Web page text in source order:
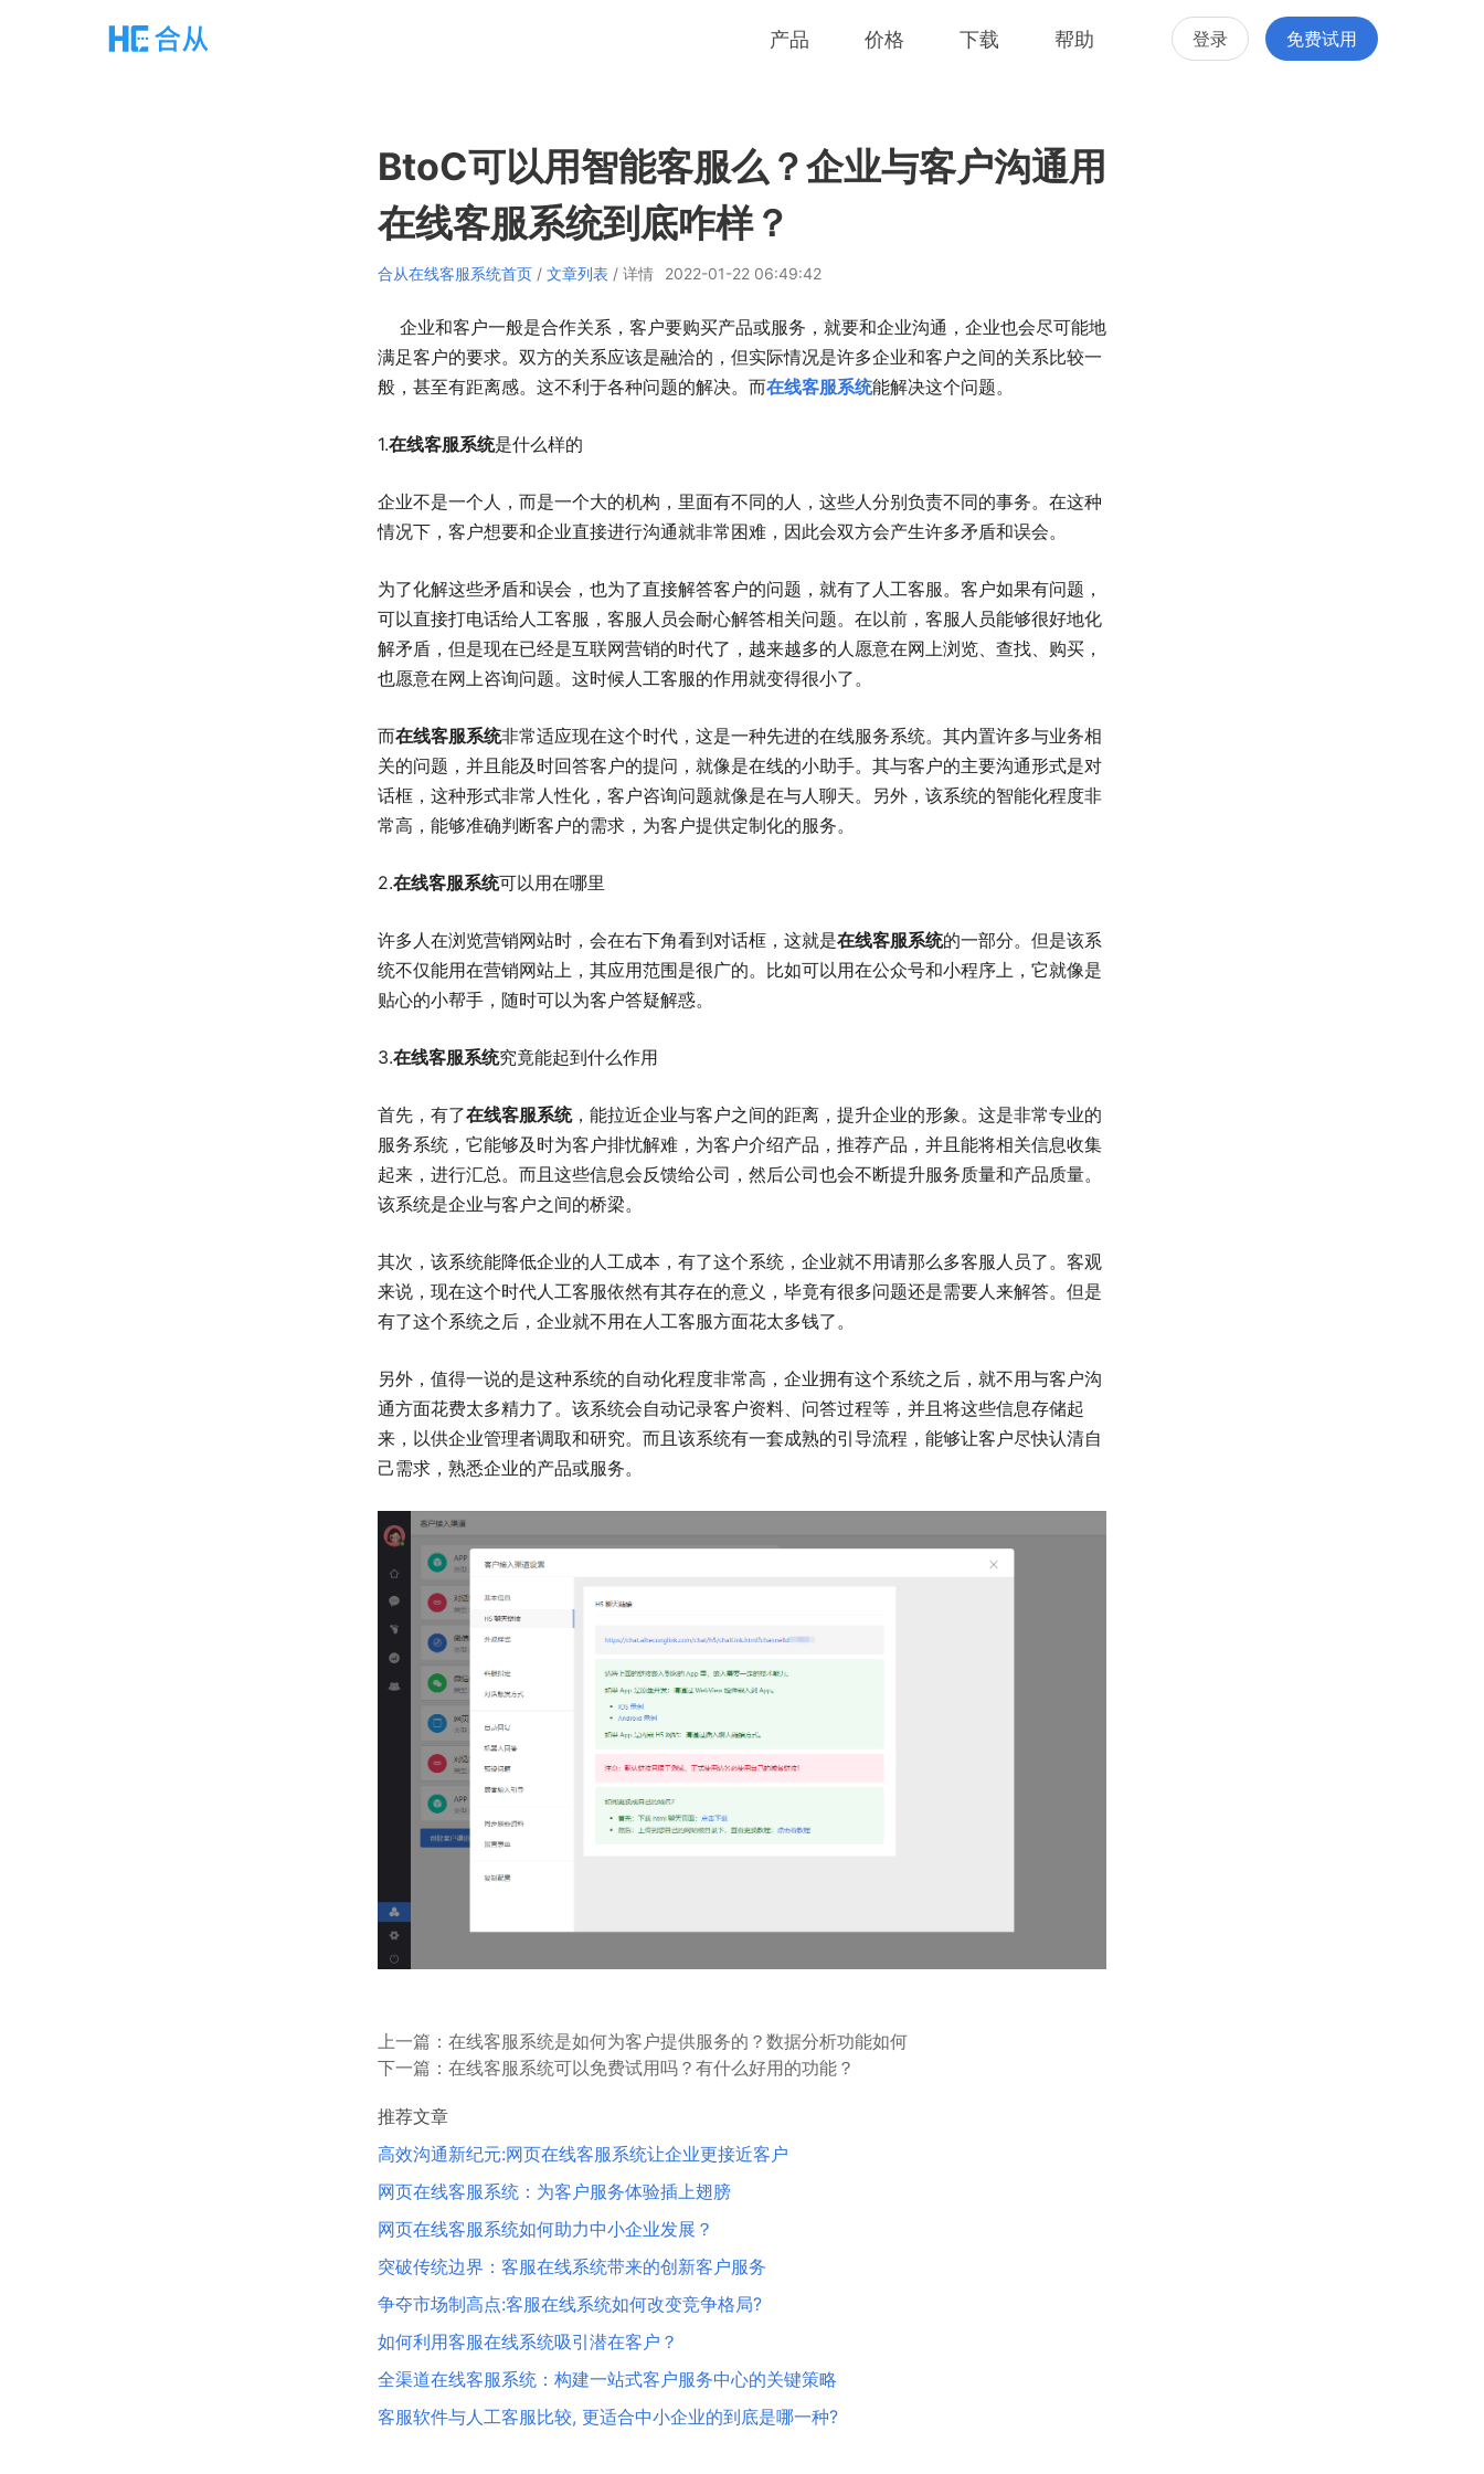
产品 价格 下载 帮助 登录 免费试用
BtoC可以用智能客服么？企业与客户沟通用
在线客服系统到底咋样？
合从在线客服系统首页 / 文章列表 / 详情 2022-01-22 06:49:42
企业和客户一般是合作关系，客户要购买产品或服务，就要和企业沟通，企业也会尽可能地
满足客户的要求。双方的关系应该是融洽的，但实际情况是许多企业和客户之间的关系比较一
般，甚至有距离感。这不利于各种问题的解决。而在线客服系统能解决这个问题。
1.在线客服系统是什么样的
企业不是一个人，而是一个大的机构，里面有不同的人，这些人分别负责不同的事务。在这种
情况下，客户想要和企业直接进行沟通就非常困难，因此会双方会产生许多矛盾和误会。
为了化解这些矛盾和误会，也为了直接解答客户的问题，就有了人工客服。客户如果有问题，
可以直接打电话给人工客服，客服人员会耐心解答相关问题。在以前，客服人员能够很好地化
解矛盾，但是现在已经是互联网营销的时代了，越来越多的人愿意在网上浏览、查找、购买，
也愿意在网上咨询问题。这时候人工客服的作用就变得很小了。
而在线客服系统非常适应现在这个时代，这是一种先进的在线服务系统。其内置许多与业务相
关的问题，并且能及时回答客户的提问，就像是在线的小助手。其与客户的主要沟通形式是对
话框，这种形式非常人性化，客户咨询问题就像是在与人聊天。另外，该系统的智能化程度非
常高，能够准确判断客户的需求，为客户提供定制化的服务。
2.在线客服系统可以用在哪里
许多人在浏览营销网站时，会在右下角看到对话框，这就是在线客服系统的一部分。但是该系
统不仅能用在营销网站上，其应用范围是很广的。比如可以用在公众号和小程序上，它就像是
贴心的小帮手，随时可以为客户答疑解惑。
3.在线客服系统究竟能起到什么作用
首先，有了在线客服系统，能拉近企业与客户之间的距离，提升企业的形象。这是非常专业的
服务系统，它能够及时为客户排忧解难，为客户介绍产品，推荐产品，并且能将相关信息收集
起来，进行汇总。而且这些信息会反馈给公司，然后公司也会不断提升服务质量和产品质量。
该系统是企业与客户之间的桥梁。
其次，该系统能降低企业的人工成本，有了这个系统，企业就不用请那么多客服人员了。客观
来说，现在这个时代人工客服依然有其存在的意义，毕竟有很多问题还是需要人来解答。但是
有了这个系统之后，企业就不用在人工客服方面花太多钱了。
另外，值得一说的是这种系统的自动化程度非常高，企业拥有这个系统之后，就不用与客户沟
通方面花费太多精力了。该系统会自动记录客户资料、问答过程等，并且将这些信息存储起
来，以供企业管理者调取和研究。而且该系统有一套成熟的引导流程，能够让客户尽快认清自
己需求，熟悉企业的产品或服务。
上一篇： 在线客服系统是如何为客户提供服务的？数据分析功能如何
下一篇： 在线客服系统可以免费试用吗？有什么好用的功能？
推荐文章
高效沟通新纪元:网页在线客服系统让企业更接近客户
网页在线客服系统：为客户服务体验插上翅膀
网页在线客服系统如何助力中小企业发展？
突破传统边界：客服在线系统带来的创新客户服务
争夺市场制高点:客服在线系统如何改变竞争格局?
如何利用客服在线系统吸引潜在客户？
全渠道在线客服系统：构建一站式客户服务中心的关键策略
客服软件与人工客服比较, 更适合中小企业的到底是哪一种?